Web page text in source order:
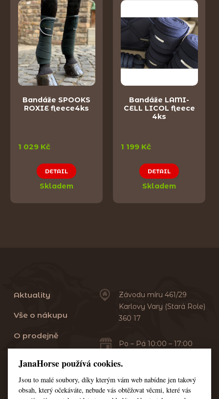
Bandáže SPOOKS
ROXIE fleece4ks
1 029 Kč
DETAIL
Skladem
Bandáže LAMI-
CELL LICOL fleece
4ks
1 199 Kč
DETAIL
Skladem
Aktuality
Vše o nákupu
O prodejně
Servis
Kontakt
Závodu míru 461/29
Karlovy Vary (Stará Role)
360 17
Po – Pá 10:00 – 17:00
+420 353 549 410
+420 608 444 378
JanaHorse používá cookies.
Jsou to malé soubory, díky kterým vám web nabídne jen takový
obsah, který očekáváte, nebude vás obtěžovat věcmi, které vás